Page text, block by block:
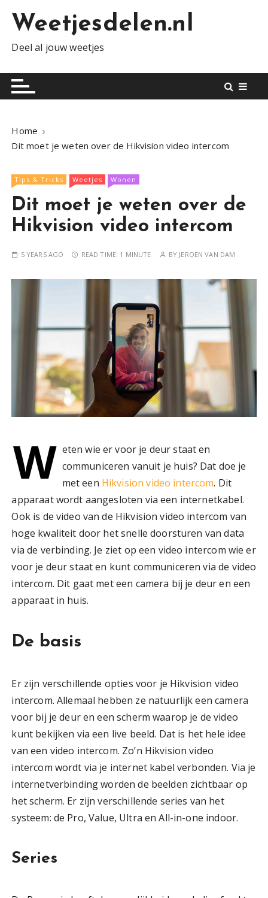
c
Weetjesdelen.nl
Deel al jouw weetjes
Home
Dit moet je weten over de Hikvision video intercom
Tips & Tricks Weetjes Wonen
Dit moet je weten over de
Hikvision video intercom
5 YEARS AGO READ TIME: 1 MINUTE BY JEROEN VAN DAM
W eten wie er voor je deur staat en
communiceren vanuit je huis? Dat doe je
met een Hikvision video intercom. Dit
apparaat wordt aangesloten via een internetkabel.
Ook is de video van de Hikvision video intercom van
hoge kwaliteit door het snelle doorsturen van data
via de verbinding. Je ziet op een video intercom wie er
voor je deur staat en kunt communiceren via de video
intercom. Dit gaat met een camera bij je deur en een
apparaat in huis.
De basis
Er zijn verschillende opties voor je Hikvision video
intercom. Allemaal hebben ze natuurlijk een camera
voor bij je deur en een scherm waarop je de video
kunt bekijken via een live beeld. Dat is het hele idee
van een video intercom. Zo’n Hikvision video
intercom wordt via je internet kabel verbonden. Via je
internetverbinding worden de beelden zichtbaar op
het scherm. Er zijn verschillende series van het
systeem: de Pro, Value, Ultra en All-in-one indoor.
Series